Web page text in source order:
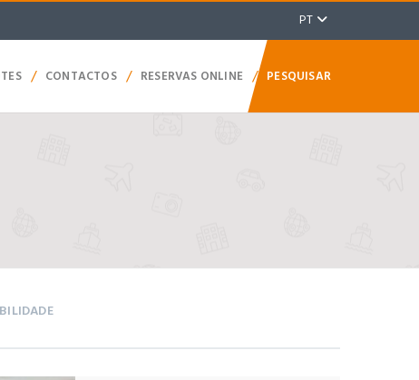
PT
/ CONTACTOS / RESERVAS ONLINE / PESQUISAR